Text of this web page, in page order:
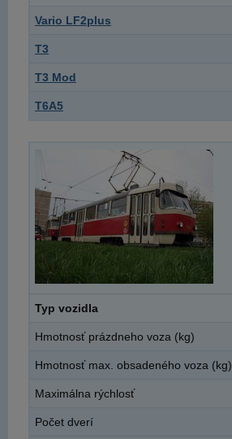
Vario LF2plus
T3
T3 Mod
T6A5
Typ vozidla
Hmotnosť prázdneho voza (kg)
Hmotnosť max. obsadeného voza (kg)
Maximálna rýchlosť
Počet dverí